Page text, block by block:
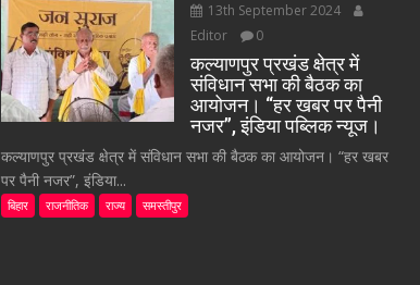
13th September 2024
Editor
0
कल्याणपुर प्रखंड क्षेत्र में
संविधान सभा की बैठक का
आयोजन। “हर खबर पर पैनी
नजर”, इंडिया पब्लिक न्यूज।
कल्याणपुर प्रखंड क्षेत्र में संविधान सभा की बैठक का आयोजन। “हर खबर
पर पैनी नजर”, इंडिया...
बिहार राजनीतिक राज्य समस्तीपुर